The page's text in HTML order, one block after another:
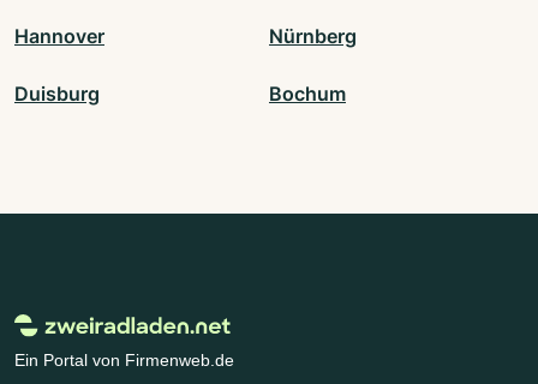
Hannover Nürnberg
Duisburg Bochum
Ein Portal von Firmenweb.de